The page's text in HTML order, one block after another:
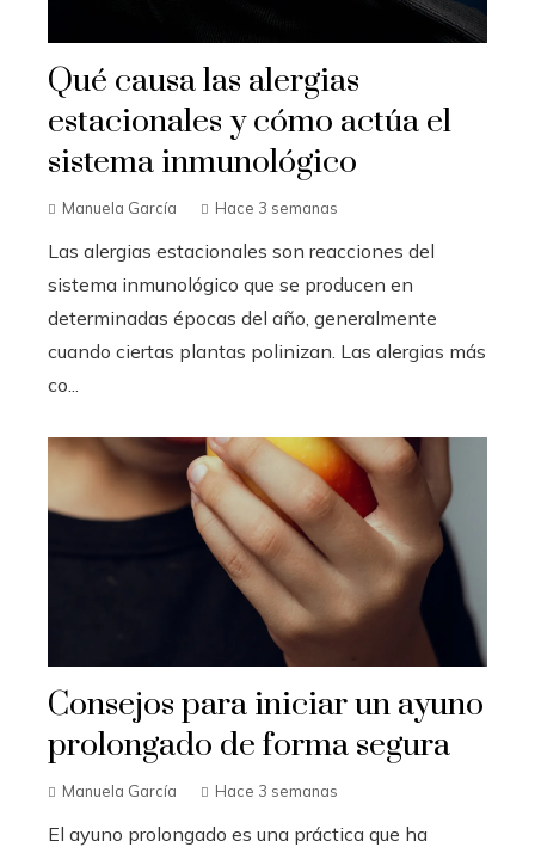
Qué causa las alergias
estacionales y cómo actúa el
sistema inmunológico
Manuela García Hace 3 semanas
Las alergias estacionales son reacciones del
sistema inmunológico que se producen en
determinadas épocas del año, generalmente
cuando ciertas plantas polinizan. Las alergias más
co...
Consejos para iniciar un ayuno
prolongado de forma segura
Manuela García Hace 3 semanas
El ayuno prolongado es una práctica que ha